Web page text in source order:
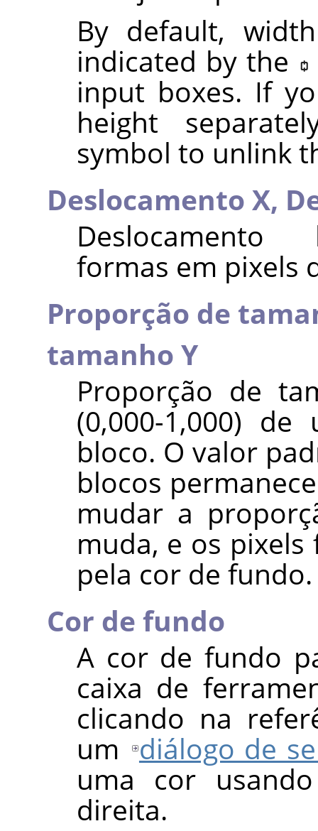
By default,
indicated by the
input boxes. If
height
symbol to unlink
Deslocamento X,
Deslocamento
formas em pixels
Proporção de
tamanho Y
Proporção de
(0,000-1,000)
bloco. O valor
blocos
mudar a
muda, e os
pela cor de fundo.
Cor de fundo
A cor de fundo
caixa de
clicando na
um
diálogo de
uma cor
direita.